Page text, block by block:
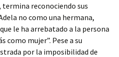
reconociendo sus
no como una hermana,
le ha arrebatado a la persona
como mujer”. Pese a su
por la imposibilidad de